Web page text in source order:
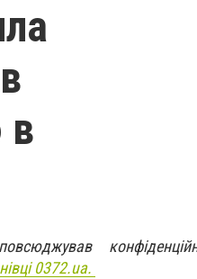
в
0372.ua.